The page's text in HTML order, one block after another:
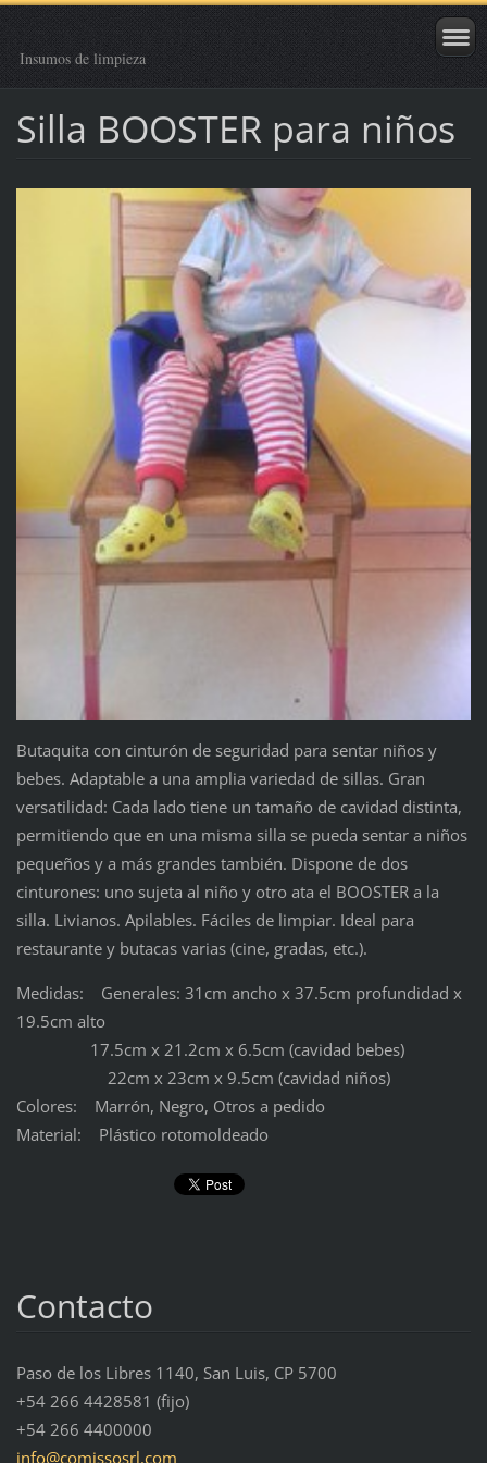
Insumos de limpieza
Silla BOOSTER para niños
Butaquita con cinturón de seguridad para sentar niños y
bebes. Adaptable a una amplia variedad de sillas. Gran
versatilidad: Cada lado tiene un tamaño de cavidad distinta,
permitiendo que en una misma silla se pueda sentar a niños
pequeños y a más grandes también. Dispone de dos
cinturones: uno sujeta al niño y otro ata el BOOSTER a la
silla. Livianos. Apilables. Fáciles de limpiar. Ideal para
restaurante y butacas varias (cine, gradas, etc.).
Medidas: Generales: 31cm ancho x 37.5cm profundidad x
19.5cm alto
17.5cm x 21.2cm x 6.5cm (cavidad bebes)
22cm x 23cm x 9.5cm (cavidad niños)
Colores: Marrón, Negro, Otros a pedido
Material: Plástico rotomoldeado
Contacto
Paso de los Libres 1140, San Luis, CP 5700
+54 266 4428581 (fijo)
+54 266 4400000
info@comissosrl.com